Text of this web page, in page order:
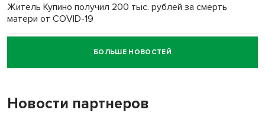
Житель Купино получил 200 тыс. рублей за смерть
матери от COVID-19
Новосибирский суд наказал водителя за смерть
пенсионерки на вокзале
БОЛЬШЕ НОВОСТЕЙ
Новости партнеров